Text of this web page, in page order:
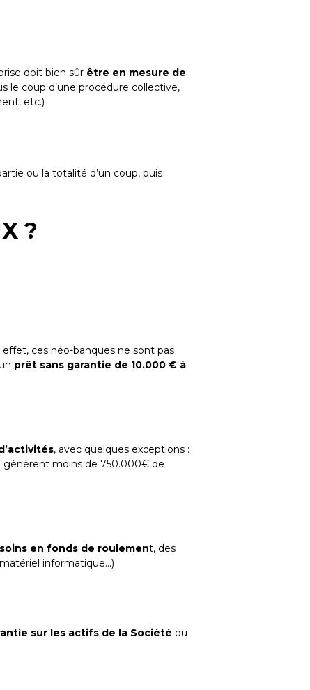
doit bien sûr être en mesure de
le coup d’une procédure collective,
etc.)
ou la totalité d’un coup, puis
?
effet, ces néo-banques ne sont pas
prêt sans garantie de 10.000 € à
, avec quelques exceptions :
génèrent moins de 750.000€ de
en fonds de roulement, des
informatique…)
sur les actifs de la Société ou